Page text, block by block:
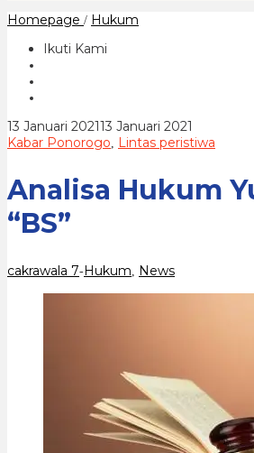
Homepage / Hukum
Ikuti Kami
13 Januari 202113 Januari 2021
cakrawala
Kabar Ponorogo, Lintas peristiwa
Analisa Hukum
“BS”
cakrawala 7-Hukum News